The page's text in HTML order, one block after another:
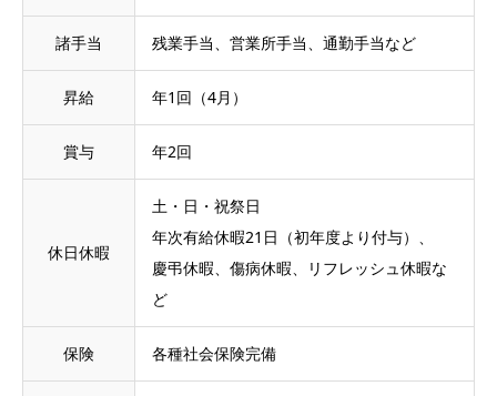
諸手当 残業手当、営業所手当、通勤手当など
昇給 年1回（4月）
賞与 年2回
休日休暇
土・日・祝祭日
年次有給休暇21日（初年度より付与）、
慶弔休暇、傷病休暇、リフレッシュ休暇な
ど
保険 各種社会保険完備